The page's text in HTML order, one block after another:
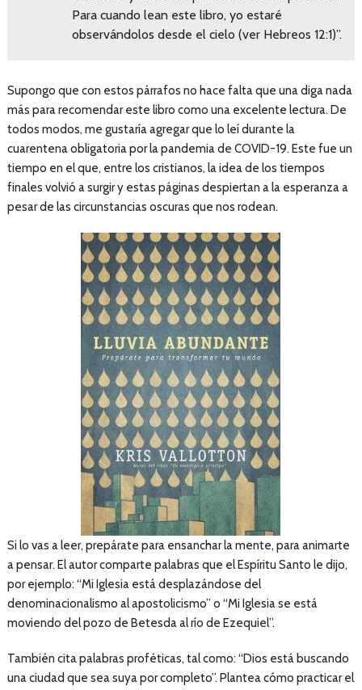
Para cuando lean este libro, yo estaré
observándolos desde el cielo (ver Hebreos 12:1)”.
Supongo que con estos párrafos no hace falta que una diga nada
más para recomendar este libro como una excelente lectura. De
todos modos, me gustaría agregar que lo leí durante la
cuarentena obligatoria por la pandemia de COVID-19. Este fue un
tiempo en el que, entre los cristianos, la idea de los tiempos
finales volvió a surgir y estas páginas despiertan a la esperanza a
pesar de las circunstancias oscuras que nos rodean.
Si lo vas a leer, prepárate para ensanchar la mente, para animarte
a pensar. El autor comparte palabras que el Espíritu Santo le dijo,
por ejemplo: “Mi Iglesia está desplazándose del
denominacionalismo al apostolicismo” o “Mi Iglesia se está
moviendo del pozo de Betesda al río de Ezequiel”.
También cita palabras proféticas, tal como: “Dios está buscando
una ciudad que sea suya por completo”. Plantea cómo practicar el